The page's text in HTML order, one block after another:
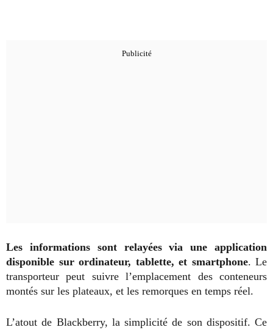
Les informations sont relayées via une application
disponible sur ordinateur, tablette, et smartphone. Le
transporteur peut suivre l’emplacement des conteneurs
montés sur les plateaux, et les remorques en temps réel.
L’atout de Blackberry, la simplicité de son dispositif. Ce